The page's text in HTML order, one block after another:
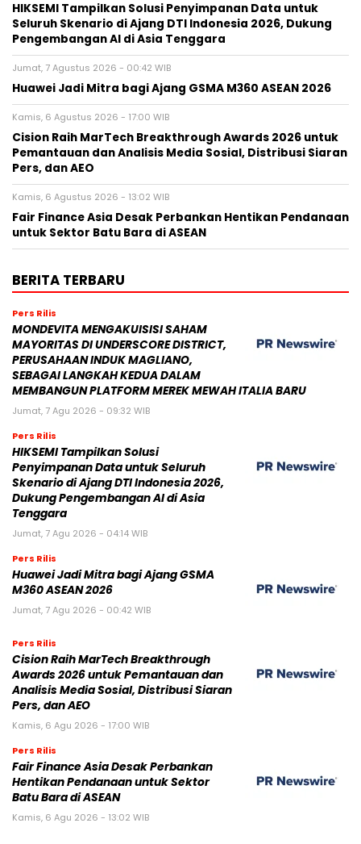
HIKSEMI Tampilkan Solusi Penyimpanan Data untuk
Seluruh Skenario di Ajang DTI Indonesia 2026, Dukung
Pengembangan AI di Asia Tenggara
Jumat, 7 Agustus 2026 - 00:42 WIB
Huawei Jadi Mitra bagi Ajang GSMA M360 ASEAN 2026
Kamis, 6 Agustus 2026 - 17:00 WIB
Cision Raih MarTech Breakthrough Awards 2026 untuk
Pemantauan dan Analisis Media Sosial, Distribusi Siaran
Pers, dan AEO
Kamis, 6 Agustus 2026 - 13:02 WIB
Fair Finance Asia Desak Perbankan Hentikan Pendanaan
untuk Sektor Batu Bara di ASEAN
BERITA TERBARU
Pers Rilis
MONDEVITA MENGAKUISISI SAHAM
MAYORITAS DI UNDERSCORE DISTRICT,
PERUSAHAAN INDUK MAGLIANO,
SEBAGAI LANGKAH KEDUA DALAM
MEMBANGUN PLATFORM MEREK MEWAH ITALIA BARU
Jumat, 7 Agu 2026 - 09:32 WIB
Pers Rilis
HIKSEMI Tampilkan Solusi
Penyimpanan Data untuk Seluruh
Skenario di Ajang DTI Indonesia 2026,
Dukung Pengembangan AI di Asia
Tenggara
Jumat, 7 Agu 2026 - 04:14 WIB
Pers Rilis
Huawei Jadi Mitra bagi Ajang GSMA
M360 ASEAN 2026
Jumat, 7 Agu 2026 - 00:42 WIB
Pers Rilis
Cision Raih MarTech Breakthrough
Awards 2026 untuk Pemantauan dan
Analisis Media Sosial, Distribusi Siaran
Pers, dan AEO
Kamis, 6 Agu 2026 - 17:00 WIB
Pers Rilis
Fair Finance Asia Desak Perbankan
Hentikan Pendanaan untuk Sektor
Batu Bara di ASEAN
Kamis, 6 Agu 2026 - 13:02 WIB